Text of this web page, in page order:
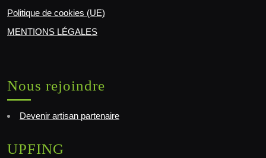
Politique de cookies (UE)
MENTIONS LÉGALES
Nous rejoindre
Devenir artisan partenaire
UPFING